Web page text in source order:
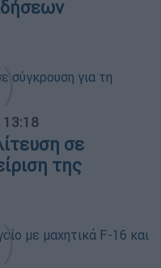
13:18
σε
της